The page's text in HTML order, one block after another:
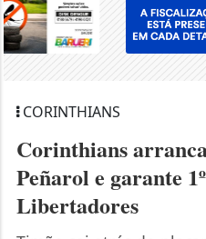
CORINTHIANS
Corinthians
Peñarol e garante
Libertadores